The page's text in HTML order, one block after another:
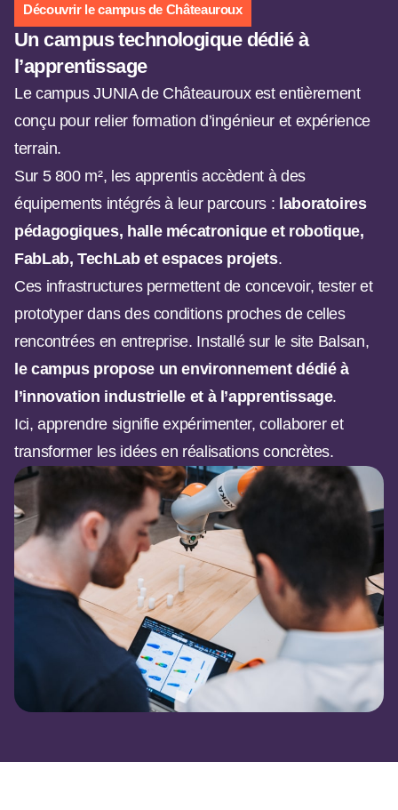
Découvrir le campus de Châteauroux
Un campus technologique dédié à
l’apprentissage
Le campus JUNIA de Châteauroux est entièrement
conçu pour relier formation d’ingénieur et expérience
terrain.
Sur 5 800 m², les apprentis accèdent à des
équipements intégrés à leur parcours : laboratoires
pédagogiques, halle mécatronique et robotique,
FabLab, TechLab et espaces projets.
Ces infrastructures permettent de concevoir, tester et
prototyper dans des conditions proches de celles
rencontrées en entreprise. Installé sur le site Balsan,
le campus propose un environnement dédié à
l’innovation industrielle et à l’apprentissage.
Ici, apprendre signifie expérimenter, collaborer et
transformer les idées en réalisations concrètes.